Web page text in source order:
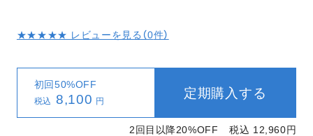
★★★★★ レビューを見る（0件）
初回50%OFF
税込 8,100 円
定期購入する
2回目以降20%OFF 税込 12,960円